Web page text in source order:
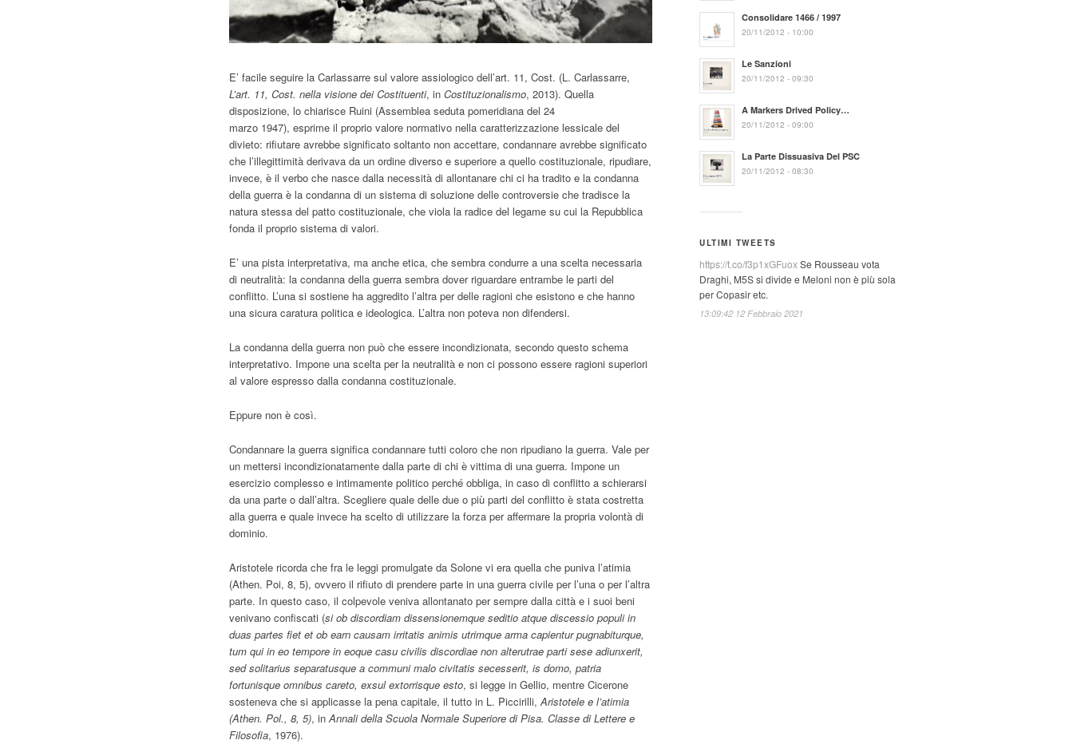
E’ facile seguire la Carlassarre sul valore assiologico dell’art. 11, Cost. (L. Carlassarre,
L’art. 11, Cost. nella visione dei Costituenti, in Costituzionalismo, 2013). Quella
disposizione, lo chiarisce Ruini (Assemblea seduta pomeridiana del 24
marzo 1947), esprime il proprio valore normativo nella caratterizzazione lessicale del
divieto: rifiutare avrebbe significato soltanto non accettare, condannare avrebbe significato
che l’illegittimità derivava da un ordine diverso e superiore a quello costituzionale, ripudiare,
invece, è il verbo che nasce dalla necessità di allontanare chi ci ha tradito e la condanna
della guerra è la condanna di un sistema di soluzione delle controversie che tradisce la
natura stessa del patto costituzionale, che viola la radice del legame su cui la Repubblica
fonda il proprio sistema di valori.
E’ una pista interpretativa, ma anche etica, che sembra condurre a una scelta necessaria
di neutralità: la condanna della guerra sembra dover riguardare entrambe le parti del
conflitto. L’una si sostiene ha aggredito l’altra per delle ragioni che esistono e che hanno
una sicura caratura politica e ideologica. L’altra non poteva non difendersi.
La condanna della guerra non può che essere incondizionata, secondo questo schema
interpretativo. Impone una scelta per la neutralità e non ci possono essere ragioni superiori
al valore espresso dalla condanna costituzionale.
Eppure non è così.
Condannare la guerra significa condannare tutti coloro che non ripudiano la guerra. Vale per
un mettersi incondizionatamente dalla parte di chi è vittima di una guerra. Impone un
esercizio complesso e intimamente politico perché obbliga, in caso di conflitto a schierarsi
da una parte o dall’altra. Scegliere quale delle due o più parti del conflitto è stata costretta
alla guerra e quale invece ha scelto di utilizzare la forza per affermare la propria volontà di
dominio.
Aristotele ricorda che fra le leggi promulgate da Solone vi era quella che puniva l’atimia
(Athen. Poi, 8, 5), ovvero il rifiuto di prendere parte in una guerra civile per l’una o per l’altra
parte. In questo caso, il colpevole veniva allontanato per sempre dalla città e i suoi beni
venivano confiscati (si ob discordiam dissensionemque seditio atque discessio populi in
duas partes fiet et ob earn causam irritatis animis utrimque arma capientur pugnabiturque,
tum qui in eo tempore in eoque casu civilis discordiae non alterutrae parti sese adiunxerit,
sed solitarius separatusque a communi malo civitatis secesserit, is domo, patria
fortunisque omnibus careto, exsul extorrisque esto, si legge in Gellio, mentre Cicerone
sosteneva che si applicasse la pena capitale, il tutto in L. Piccirilli,Aristotele e l’atimia
(Athen. Pol., 8, 5), inAnnali della Scuola Normale Superiore di Pisa. Classe di Lettere e
Filosofia, 1976).
Consolidare 1466 / 1997
20/11/2012 - 10:00
Le Sanzioni
20/11/2012 - 09:30
A Markers Drived Policy…
20/11/2012 - 09:00
La Parte Dissuasiva Del PSC
20/11/2012 - 08:30
ULTIMI TWEETS
https://t.co/f3p1xGFuoxSe Rousseau vota
Draghi, M5S si divide e Meloni non è più sola
per Copasir etc.
13:09:42 12 Febbraio 2021